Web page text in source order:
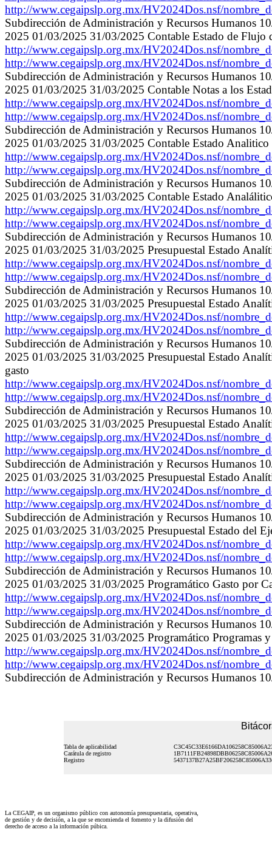
http://www.cegaipslp.org.mx/HV2024Dos.nsf/
Subdirección de Administración y Recursos Humanos
2025 01/03/2025 31/03/2025 Contable Estado de Flujo
http://www.cegaipslp.org.mx/HV2024Dos.nsf/
http://www.cegaipslp.org.mx/HV2024Dos.nsf/
Subdirección de Administración y Recursos Humanos
2025 01/03/2025 31/03/2025 Contable Notas a los
http://www.cegaipslp.org.mx/HV2024Dos.nsf/
http://www.cegaipslp.org.mx/HV2024Dos.nsf/
Subdirección de Administración y Recursos Humanos
2025 01/03/2025 31/03/2025 Contable Estado
http://www.cegaipslp.org.mx/HV2024Dos.nsf/
http://www.cegaipslp.org.mx/HV2024Dos.nsf/
Subdirección de Administración y Recursos Humanos
2025 01/03/2025 31/03/2025 Contable Estado
http://www.cegaipslp.org.mx/HV2024Dos.nsf/
http://www.cegaipslp.org.mx/HV2024Dos.nsf/
Subdirección de Administración y Recursos Humanos
2025 01/03/2025 31/03/2025 Presupuestal Estado
http://www.cegaipslp.org.mx/HV2024Dos.nsf/
http://www.cegaipslp.org.mx/HV2024Dos.nsf/
Subdirección de Administración y Recursos Humanos
2025 01/03/2025 31/03/2025 Presupuestal Estado
http://www.cegaipslp.org.mx/HV2024Dos.nsf/
http://www.cegaipslp.org.mx/HV2024Dos.nsf/
Subdirección de Administración y Recursos Humanos
2025 01/03/2025 31/03/2025 Presupuestal Estado
gasto
http://www.cegaipslp.org.mx/HV2024Dos.nsf/
http://www.cegaipslp.org.mx/HV2024Dos.nsf/
Subdirección de Administración y Recursos Humanos
2025 01/03/2025 31/03/2025 Presupuestal Estado
http://www.cegaipslp.org.mx/HV2024Dos.nsf/
http://www.cegaipslp.org.mx/HV2024Dos.nsf/
Subdirección de Administración y Recursos Humanos
2025 01/03/2025 31/03/2025 Presupuestal Estado
http://www.cegaipslp.org.mx/HV2024Dos.nsf/
http://www.cegaipslp.org.mx/HV2024Dos.nsf/
Subdirección de Administración y Recursos Humanos
2025 01/03/2025 31/03/2025 Presupuestal Estado del
http://www.cegaipslp.org.mx/HV2024Dos.nsf/
http://www.cegaipslp.org.mx/HV2024Dos.nsf/
Subdirección de Administración y Recursos Humanos
2025 01/03/2025 31/03/2025 Programático Gasto por
http://www.cegaipslp.org.mx/HV2024Dos.nsf/
http://www.cegaipslp.org.mx/HV2024Dos.nsf/
Subdirección de Administración y Recursos Humanos
2025 01/03/2025 31/03/2025 Programático Programas
http://www.cegaipslp.org.mx/HV2024Dos.nsf/
http://www.cegaipslp.org.mx/HV2024Dos.nsf/
Subdirección de Administración y Recursos Humanos
Tabla de aplicabilidad
Carátula de registro
Registro
La CEGAIP, es un organismo público con autonomía presupuestaria, operativa,
de gestión y de decisión, a la que se encomienda el fomento y la difusión del
derecho de acceso a la información púbica.